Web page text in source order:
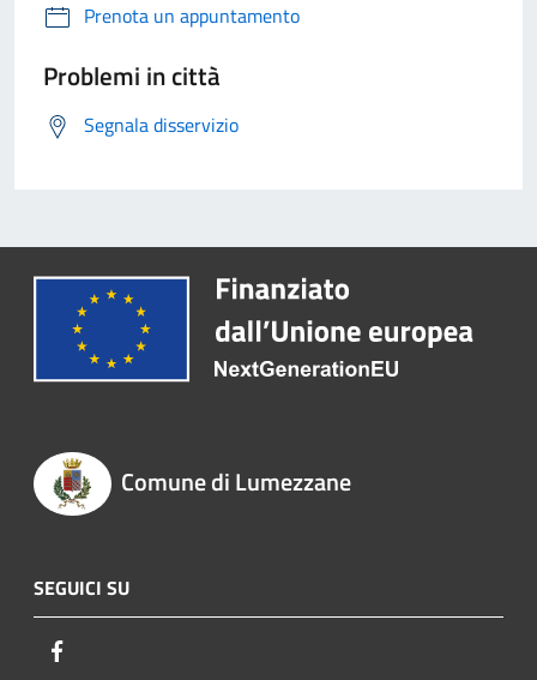
Prenota un appuntamento
Problemi in città
Segnala disservizio
Comune di Lumezzane
SEGUICI SU